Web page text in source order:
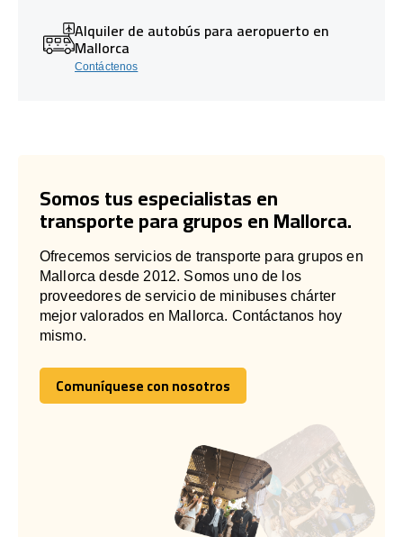
Alquiler de autobús para aeropuerto en
Mallorca
Contáctenos
Somos tus especialistas en
transporte para grupos en Mallorca.
Ofrecemos servicios de transporte para grupos en
Mallorca desde 2012. Somos uno de los
proveedores de servicio de minibuses chárter
mejor valorados en Mallorca. Contáctanos hoy
mismo.
Comuníquese con nosotros
Comuníquese con nosotros